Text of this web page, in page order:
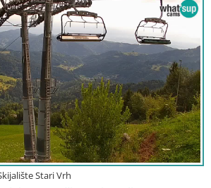
Stari Vrh